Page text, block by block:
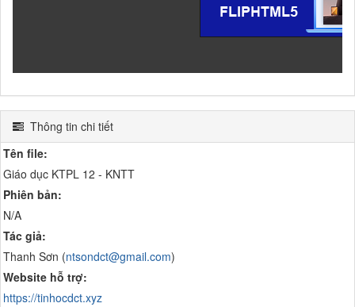
Thông tin chi tiết
Tên file:
Giáo dục KTPL 12 - KNTT
Phiên bản:
N/A
Tác giả:
Thanh Sơn (ntsondct@gmail.com)
Website hỗ trợ:
https://tinhocdct.xyz